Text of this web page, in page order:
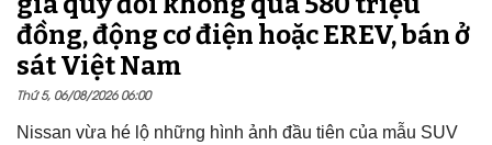
đồng, động cơ điện hoặc EREV, bán ở
sát Việt Nam
Thứ 5, 06/08/2026 06:00
Nissan vừa hé lộ những hình ảnh đầu tiên của mẫu SUV